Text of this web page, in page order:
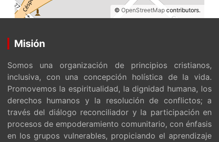
© OpenStreetMap contributors.
Misión
Somos una organización de principios cristianos,
inclusiva, con una concepción holística de la vida.
Promovemos la espiritualidad, la dignidad humana, los
derechos humanos y la resolución de conflictos; a
través del diálogo reconciliador y la participación en
procesos de empoderamiento comunitario, con énfasis
en los grupos vulnerables, propiciando el aprendizaje